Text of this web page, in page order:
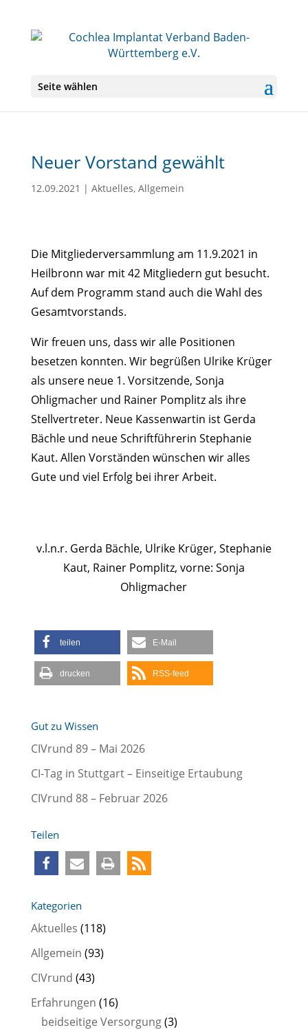
Seite wählen
Neuer Vorstand gewählt
12.09.2021 | Aktuelles, Allgemein
Die Mitgliederversammlung am 11.9.2021 in
Heilbronn war mit 42 Mitgliedern gut besucht.
Auf dem Programm stand auch die Wahl des
Gesamtvorstands.
Wir freuen uns, dass wir alle Positionen
besetzen konnten. Wir begrüßen Ulrike Krüger
als unsere neue 1. Vorsitzende, Sonja
Ohligmacher und Rainer Pomplitz als ihre
Stellvertreter. Neue Kassenwartin ist Gerda
Bächle und neue Schriftführerin Stephanie
Kaut. Allen Vorständen wünschen wir alles
Gute und viel Erfolg bei ihrer Arbeit.
v.l.n.r. Gerda Bächle, Ulrike Krüger, Stephanie
Kaut, Rainer Pomplitz, vorne: Sonja
Ohligmacher
teilen E-Mail
drucken RSS-feed
Gut zu Wissen
CIVrund 89 – Mai 2026
CI-Tag in Stuttgart – Einseitige Ertaubung
CIVrund 88 – Februar 2026
Teilen
Kategorien
Aktuelles (118)
Allgemein (93)
CIVrund (43)
Erfahrungen (16)
beidseitige Versorgung(3)